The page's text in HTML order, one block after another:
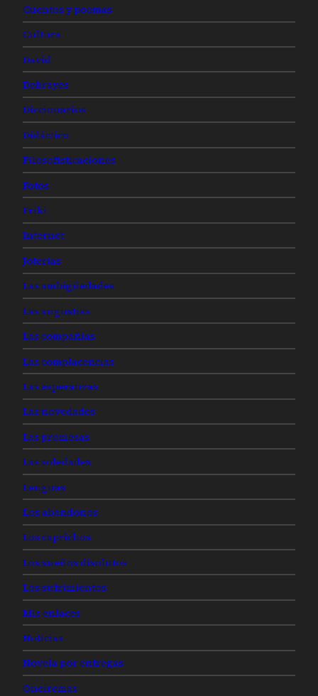
Cuentos y poemas
Cultura
David
Debrayes
Diccionarios
Didáctico
Filosofisticaciones
Fotos
Friki
Internet
Joterías
Las ambigüedades
Las angustias
Las compañías
Las complacencias
Las esperanzas
Las novedades
Las promesas
Las soledades
Lenguas
Los abandonos
Los caprichos
Los sueños disolutos
Los sufrimientos
Mis enlaces
Noticias
Novela por entregas
Oneiremas